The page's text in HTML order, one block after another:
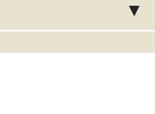
▸